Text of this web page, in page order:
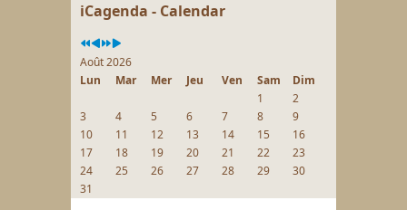
iCagenda - Calendar
Août 2026
Lun
Mar Mer Jeu Ven Sam
Dim
1
2
3
4 5 6 7 8
9
10
11 12 13 14 15
16
17
18 19 20 21 22
23
24
25 26 27 28 29
30
31